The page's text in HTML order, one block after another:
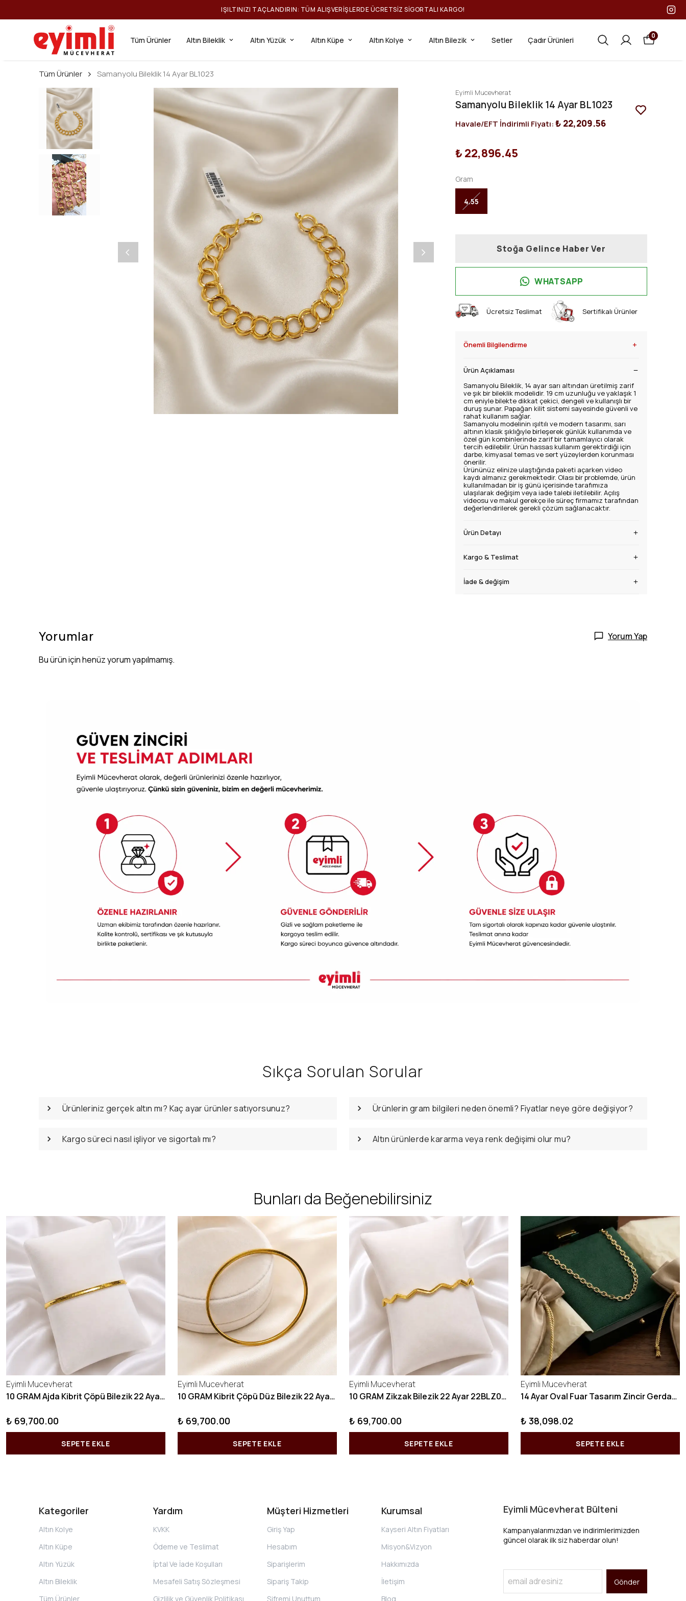
IŞILTINIZI TAÇLANDIRIN: TÜM ALIŞVERIŞLERDE ÜCRETSIZ SIGORTALI KARGO!
Tüm Ürünler Altın Bileklik Altın Yüzük Altın Küpe Altın Kolye Altın Bilezik Setler Çadır Ürünleri 0
Tüm Ürünler Samanyolu Bileklik 14 Ayar BL1023
Eyimli Mucevherat
Samanyolu Bileklik 14 Ayar BL1023
Havale/EFT İndirimli Fiyatı:₺ 22,209.56
₺ 22,896.45
Gram
4.55
Stoğa Gelince Haber Ver
WHATSAPP
Ücretsiz Teslimat Sertifikalı Ürünler
Önemli Bilgilendirme +
Ürün Açıklaması
Samanyolu Bileklik, 14 ayar sarı altından üretilmiş zarif
ve şık bir bileklik modelidir. 19 cm uzunluğu ve yaklaşık 1
cm eniyle bilekte dikkat çekici, dengeli ve kullanışlı bir
duruş sunar. Papağan kilit sistemi sayesinde güvenli ve
rahat kullanım sağlar.
Samanyolu modelinin ışıltılı ve modern tasarımı, sarı
altının klasik şıklığıyle birleşerek günlük kullanımda ve
özel gün kombinlerinde zarif bir tamamlayıcı olarak
tercih edilebilir. Ürün hassas kullanım gerektirdiği için
darbe, kimyasal temas ve sert yüzeylerden korunması
önerilir.
Ürününüz elinize ulaştığında paketi açarken video
kaydı almanız gerekmektedir. Olası bir problemde, ürün
kullanılmadan bir iş günü içerisinde tarafımıza
ulaşılarak değişim veya iade talebi iletilebilir. Açılış
videosu ve makul gerekçe ile süreç firmamız tarafından
değerlendirilerek gerekli çözüm sağlanacaktır.
Ürün Detayı
Kargo & Teslimat
İade & değişim
Yorumlar Yorum Yap
Bu ürün için henüz yorum yapılmamış.
Sıkça Sorulan Sorular
Ürünleriniz gerçek altın mı? Kaç ayar ürünler satıyorsunuz? Ürünlerin gram bilgileri neden önemli? Fiyatlar neye göre değişiyor?
Kargo süreci nasıl işliyor ve sigortalı mı? Altın ürünlerde kararma veya renk değişimi olur mu?
Bunları da Beğenebilirsiniz
Eyimli Mucevherat
10 GRAM Ajda Kibrit Çöpü Bilezik 22 Ayar 22BLZ003
₺ 69,700.00
SEPETE EKLE
Eyimli Mucevherat
10 GRAM Kibrit Çöpü Düz Bilezik 22 Ayar 22BLZ001
₺ 69,700.00
SEPETE EKLE
Eyimli Mucevherat
10 GRAM Zikzak Bilezik 22 Ayar 22BLZ004
₺ 69,700.00
SEPETE EKLE
Eyimli Mucevherat
14 Ayar Oval Fuar Tasarım Zincir Gerdanlık KY1071
₺ 38,098.02
SEPETE EKLE
Kategoriler
Altın Kolye
Altın Küpe
Altın Yüzük
Altın Bileklik
Tüm Ürünler
Yardım
KVKK
Ödeme ve Teslimat
İptal Ve İade Koşulları
Mesafeli Satış Sözleşmesi
Gizlilik ve Güvenlik Politikası
Müşteri Hizmetleri
Giriş Yap
Hesabım
Siparişlerim
Sipariş Takip
Şifremi Unuttum
Kurumsal
Kayseri Altın Fiyatları
Misyon&Vizyon
Hakkımızda
İletişim
Blog
Eyimli Mücevherat Bülteni
Kampanyalarımızdan ve indirimlerimizden
güncel olarak ilk siz haberdar olun!
Gönder